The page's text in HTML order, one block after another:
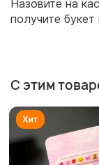
Назовите на
получите
С этим